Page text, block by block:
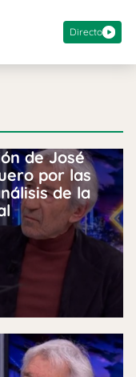
Directo
de José
por las
de la